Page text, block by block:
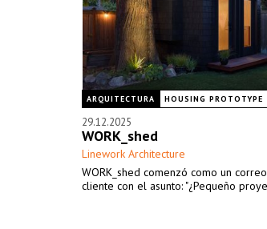
ARQUITECTURA HOUSING PROTOTYPE
29.12.2025
WORK_shed
Linework Architecture
WORK_shed comenzó como un
cliente con el asunto: "¿Pequeño